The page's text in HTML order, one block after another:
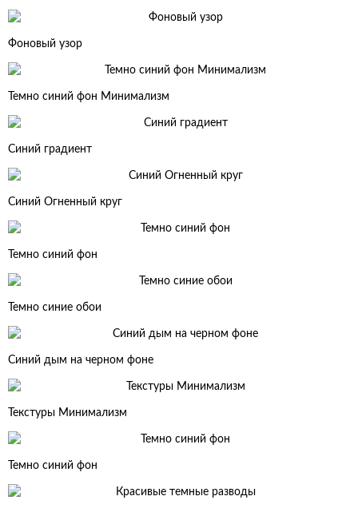
Фоновый узор
Темно синий фон Минимализм
Синий градиент
Синий Огненный круг
Темно синий фон
Темно синие обои
Синий дым на черном фоне
Текстуры Минимализм
Темно синий фон